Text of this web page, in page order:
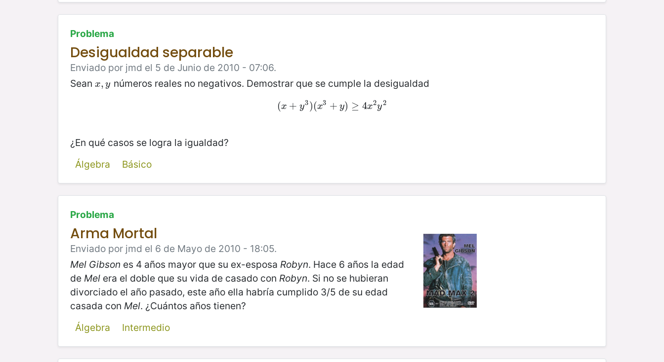
Problema
Desigualdad separable
Enviado por jmd el 5 de Junio de 2010 - 07:06.
Sean x, y
x,y números reales no negativos. Demostrar que se cumple la desigualdad
(x + y3)(x3 + y) ≥ 4x2y2
( x+ y3)(x3 +y)≥ 4x2y2
¿En qué casos se logra la igualdad?
Álgebra
Básico
Problema
Arma Mortal
Enviado por jmd el 6 de Mayo de 2010 - 18:05.
Mel Gibson es 4 años mayor que su ex-esposa Robyn. Hace 6 años la edad
de Mel era el doble que su vida de casado con Robyn. Si no se hubieran
divorciado el año pasado, este año ella habría cumplido 3/5 de su edad
casada con Mel. ¿Cuántos años tienen?
Álgebra
Intermedio